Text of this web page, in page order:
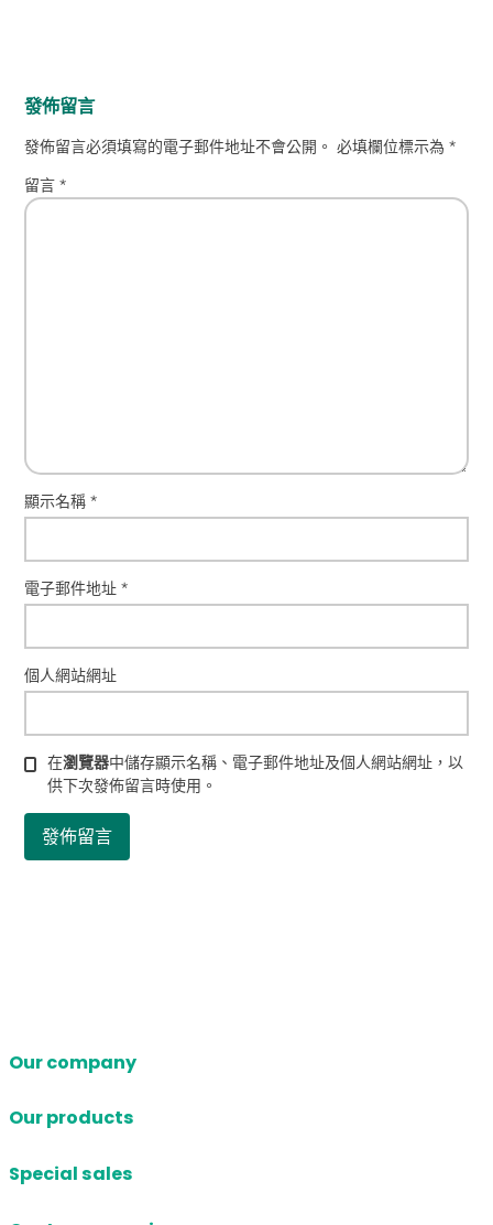
發佈留言
發佈留言必須填寫的電子郵件地址不會公開。 必填欄位標示為*
留言*
顯示名稱*
電子郵件地址*
個人網站網址
在瀏覽器中儲存顯示名稱、電子郵件地址及個人網站網址，以
供下次發佈留言時使用。
Our company
Our products
Special sales